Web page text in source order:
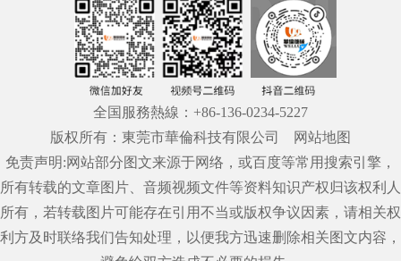
全国服務熱線： +86-136-0234-5227
版权所有：東莞市華倫科技有限公司
网站地图
免责声明:网站部分图文来源于网络，或百度等常用搜索引擎，
所有转载的文章图片、音频视频文件等资料知识产权归该权利人
所有，若转载图片可能存在引用不当或版权争议因素，请相关权
利方及时联络我们告知处理，以便我方迅速删除相关图文内容，